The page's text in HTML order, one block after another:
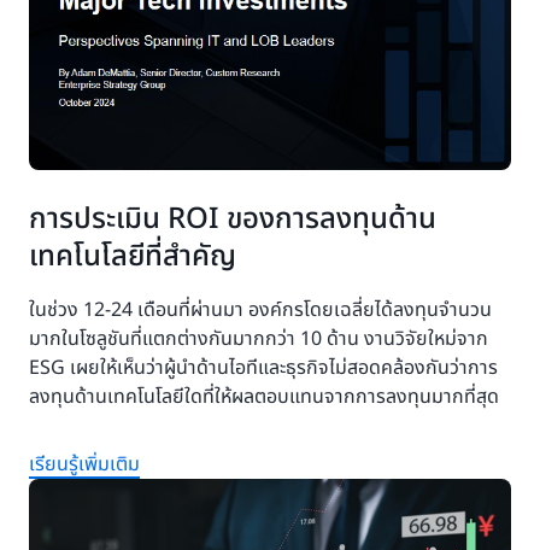
การประเมิน ROI ของการลงทุนด้าน
เทคโนโลยีที่สำคัญ
ในช่วง 12-24 เดือนที่ผ่านมา องค์กรโดยเฉลี่ยได้ลงทุนจำนวน
มากในโซลูชันที่แตกต่างกันมากกว่า 10 ด้าน งานวิจัยใหม่จาก
ESG เผยให้เห็นว่าผู้นำด้านไอทีและธุรกิจไม่สอดคล้องกันว่าการ
ลงทุนด้านเทคโนโลยีใดที่ให้ผลตอบแทนจากการลงทุนมากที่สุด
เรียนรู้เพิ่มเติม